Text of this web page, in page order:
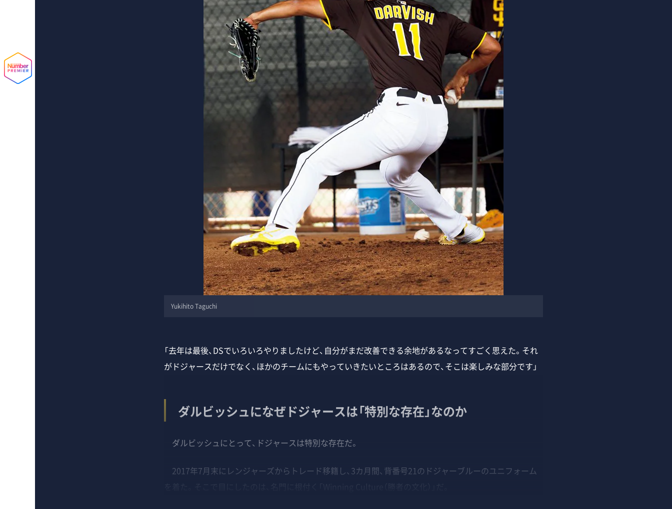
Yukihito Taguchi
「去年は最後、DSでいろいろやりましたけど、自分がまだ改善できる余地があるなってすごく思えた。それ
がドジャースだけでなく、ほかのチームにもやっていきたいところはあるので、そこは楽しみな部分です」
ダルビッシュになぜドジャースは「特別な存在」なのか
ダルビッシュにとって、ドジャースは特別な存在だ。
2017年7月末にレンジャーズからトレード移籍し、3カ月間、背番号21のドジャーブルーのユニフォーム